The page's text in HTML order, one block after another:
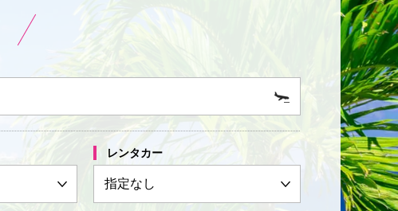
レンタカー